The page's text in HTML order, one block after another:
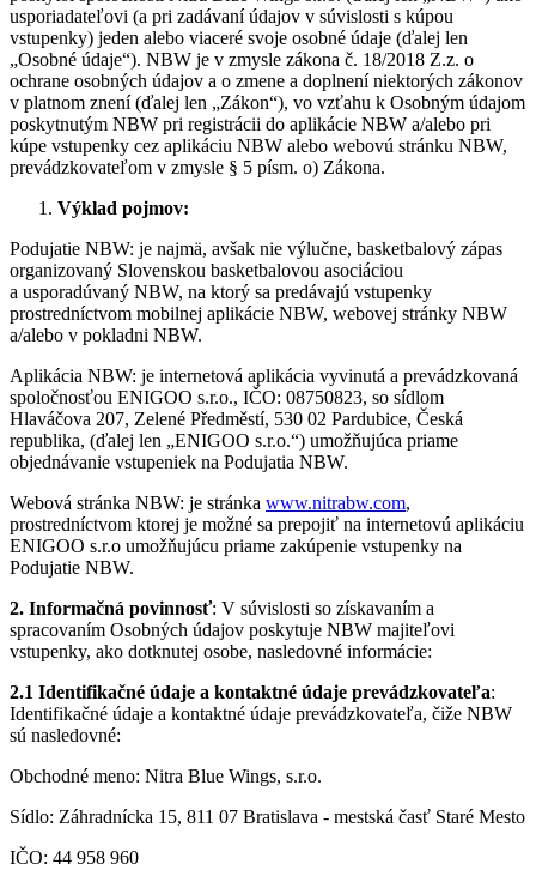
usporiadateľovi (a pri zadávaní údajov v súvislosti s kúpou
vstupenky) jeden alebo viaceré svoje osobné údaje (ďalej len
„Osobné údaje“). NBW je v zmysle zákona č. 18/2018 Z.z. o
ochrane osobných údajov a o zmene a doplnení niektorých zákonov
v platnom znení (ďalej len „Zákon“), vo vzťahu k Osobným údajom
poskytnutým NBW pri registrácii do aplikácie NBW a/alebo pri
kúpe vstupenky cez aplikáciu NBW alebo webovú stránku NBW,
prevádzkovateľom v zmysle § 5 písm. o) Zákona.
Výklad pojmov:
Podujatie NBW: je najmä, avšak nie výlučne, basketbalový zápas
organizovaný Slovenskou basketbalovou asociáciou
a usporadúvaný NBW, na ktorý sa predávajú vstupenky
prostredníctvom mobilnej aplikácie NBW, webovej stránky NBW
a/alebo v pokladni NBW.
Aplikácia NBW: je internetová aplikácia vyvinutá a prevádzkovaná
spoločnosťou ENIGOO s.r.o., IČO: 08750823, so sídlom
Hlaváčova 207, Zelené Předměstí, 530 02 Pardubice, Česká
republika, (ďalej len „ENIGOO s.r.o.“) umožňujúca priame
objednávanie vstupeniek na Podujatia NBW.
Webová stránka NBW: je stránka www.nitrabw.com,
prostredníctvom ktorej je možné sa prepojiť na internetovú aplikáciu
ENIGOO s.r.o umožňujúcu priame zakúpenie vstupenky na
Podujatie NBW.
2. Informačná povinnosť: V súvislosti so získavaním a
spracovaním Osobných údajov poskytuje NBW majiteľovi
vstupenky, ako dotknutej osobe, nasledovné informácie:
2.1 Identifikačné údaje a kontaktné údaje prevádzkovateľa:
Identifikačné údaje a kontaktné údaje prevádzkovateľa, čiže NBW
sú nasledovné:
Obchodné meno: Nitra Blue Wings, s.r.o.
Sídlo: Záhradnícka 15, 811 07 Bratislava - mestská časť Staré Mesto
IČO: 44 958 960